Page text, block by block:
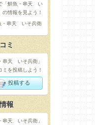
「鮮魚・串天 い
の情報を見よう！
ミ
串天 いそ兵衛」
ミを投稿しよう！
投稿する
報
串天 いそ兵衛」